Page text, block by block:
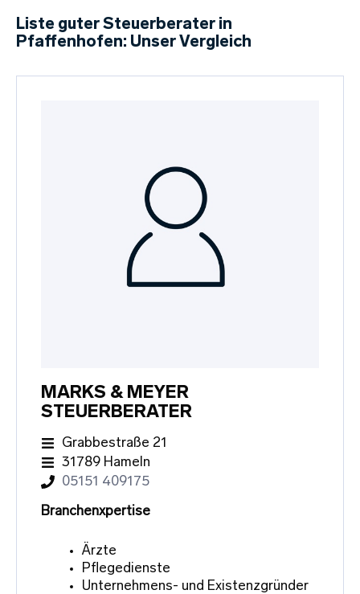
Liste guter Steuerberater in
Pfaffenhofen: Unser Vergleich
MARKS & MEYER
STEUERBERATER
Grabbestraße 21
31789 Hameln
05151 409175
Branchenxpertise
Ärzte
Pflegedienste
Unternehmens- und Existenzgründer